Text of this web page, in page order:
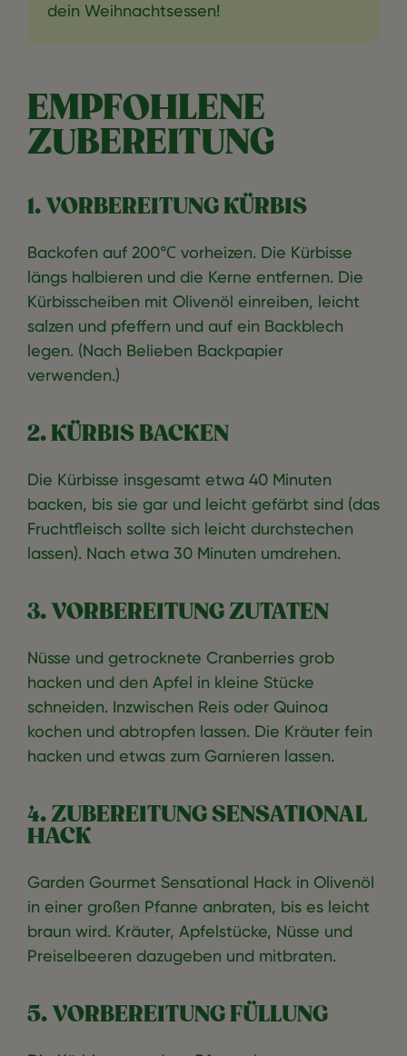
dein Weihnachtsessen!
EMPFOHLENE
ZUBEREITUNG
1. VORBEREITUNG KÜRBIS
Backofen auf 200℃ vorheizen. Die Kürbisse
längs halbieren und die Kerne entfernen. Die
Kürbisscheiben mit Olivenöl einreiben, leicht
salzen und pfeffern und auf ein Backblech
legen. (Nach Belieben Backpapier
verwenden.)
2. KÜRBIS BACKEN
Die Kürbisse insgesamt etwa 40 Minuten
backen, bis sie gar und leicht gefärbt sind (das
Fruchtfleisch sollte sich leicht durchstechen
lassen). Nach etwa 30 Minuten umdrehen.
3. VORBEREITUNG ZUTATEN
Nüsse und getrocknete Cranberries grob
hacken und den Apfel in kleine Stücke
schneiden. Inzwischen Reis oder Quinoa
kochen und abtropfen lassen. Die Kräuter fein
hacken und etwas zum Garnieren lassen.
4. ZUBEREITUNG SENSATIONAL
HACK
Garden Gourmet Sensational Hack in Olivenöl
in einer großen Pfanne anbraten, bis es leicht
braun wird. Kräuter, Apfelstücke, Nüsse und
Preiselbeeren dazugeben und mitbraten.
5. VORBEREITUNG FÜLLUNG